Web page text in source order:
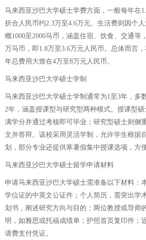
马来西亚沙巴大学硕士学费方面，一般每年在
折合人民币约2.3万至4.6万元。生活费则因个
概1000至2000马币，涵盖住宿、饮食、交通等
万马币，即1.8万至3.6万元人民币。总体而言
年总费用大致在4万至8万元人民币。
马来西亚沙巴大学硕士学制
马来西亚沙巴大学硕士学制通常为1至3年，多
2年，涵盖授课型与研究型两种模式。授课型
满学分并通过考核即可毕业；研究型硕士则侧
文并答辩。该校采用灵活学制，允许学生根据
划，部分专业还提供寒暑假集中授课选项，方
马来西亚沙巴大学硕士留学申请材料
申请马来西亚沙巴大学硕士需准备以下材料：
学位证的中英文公证件；个人简历，需突出学
划书，阐述研究方向与目的；两位教授或导师
明，如雅思或托福成绩单；护照首页复印件；
请费支付凭证。